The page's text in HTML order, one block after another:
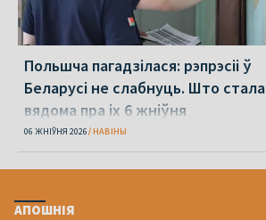
Польшча пагадзілася: рэпрэсіі ў
Беларусі не слабнуць. Што стала
вядома пра іх 6 жніўня
06 ЖНІЎНЯ 2026 НАВІНЫ
АПОШНІЯ